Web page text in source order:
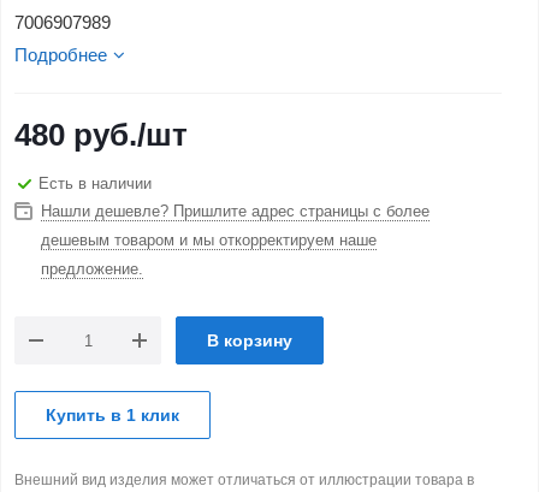
7006907989
Подробнее
480 руб./шт
Есть в наличии
Нашли дешевле? Пришлите адрес страницы с более
дешевым товаром и мы откорректируем наше
предложение.
В корзину
Купить в 1 клик
Внешний вид изделия может отличаться от иллюстрации товара в